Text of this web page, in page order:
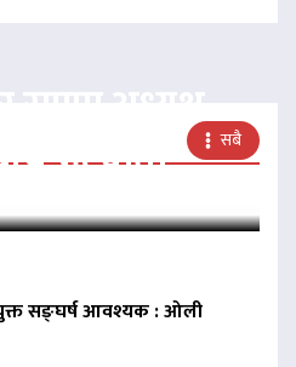
सबै
राप्रपा अध्यक्ष
भेटवार्ता
सङ्घर्ष आवश्यक : ओली